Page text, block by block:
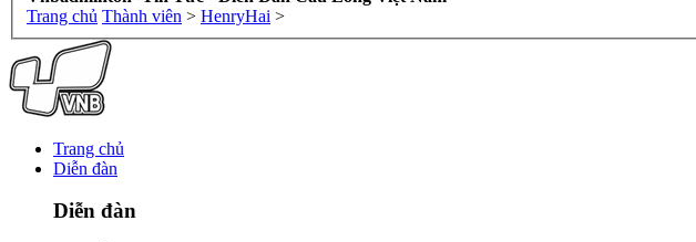
Trang chủ Thành viên > HenryHai >
Trang chủ
Diễn đàn
Diễn đàn